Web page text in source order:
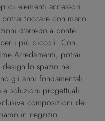
elementi accessori
toccare con mano
d'arredo a ponte
i più piccoli. Con
Arredamenti, potrai
lo spazio nel
gli anni fondamentali
e soluzioni progettuali
composizioni del
in negozio.